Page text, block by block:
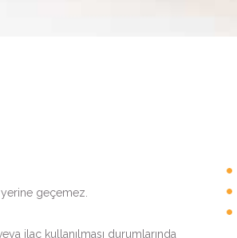
geçemez.
ilaç kullanılması durumlarında